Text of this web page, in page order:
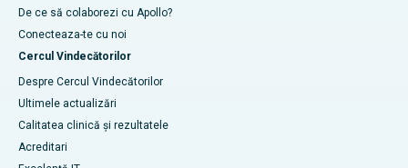
De ce să colaborezi cu Apollo?
Conecteaza-te cu noi
Cercul Vindecătorilor
Despre Cercul Vindecătorilor
Ultimele actualizări
Calitatea clinică și rezultatele
Acreditari